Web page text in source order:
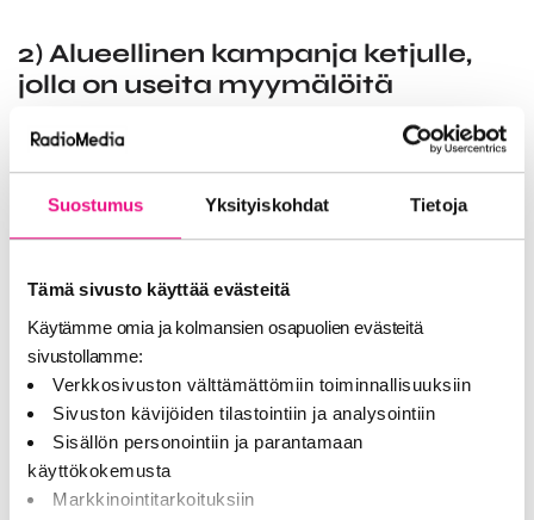
Suostumus Yksityiskohdat Tietoja
Tämä sivusto käyttää evästeitä
Käytämme omia ja kolmansien osapuolien evästeitä
sivustollamme:
Verkkosivuston välttämättömiin toiminnallisuuksiin
Sivuston kävijöiden tilastointiin ja analysointiin
Sisällön personointiin ja parantamaan
käyttökokemusta
Markkinointitarkoituksiin
2) Alueellinen kampanja ketjulle,
jolla on useita myymälöitä
Monella toimijalla on tarve nostaa näkyvyyttä tietyissä
kaupungeissa ilman valtakunnallista painetta. Tällöin
alueklustereihin: sama luova idea, mutta
aluekohtainen loppu, jossa mainitaan lähimmät
3) Tapahtuma, messut tai
paikallinen tempaus
Tapahtumissa radio toimii sekä ennakkomarkkinointina
että viime hetken muistuttajana. Hyvä käytäntö on
rakentaa kampanja kahteen vaiheeseen: ensin tieto ja
kiinnostus, sitten muistutus ja ohjaus. Paikallinen peitto